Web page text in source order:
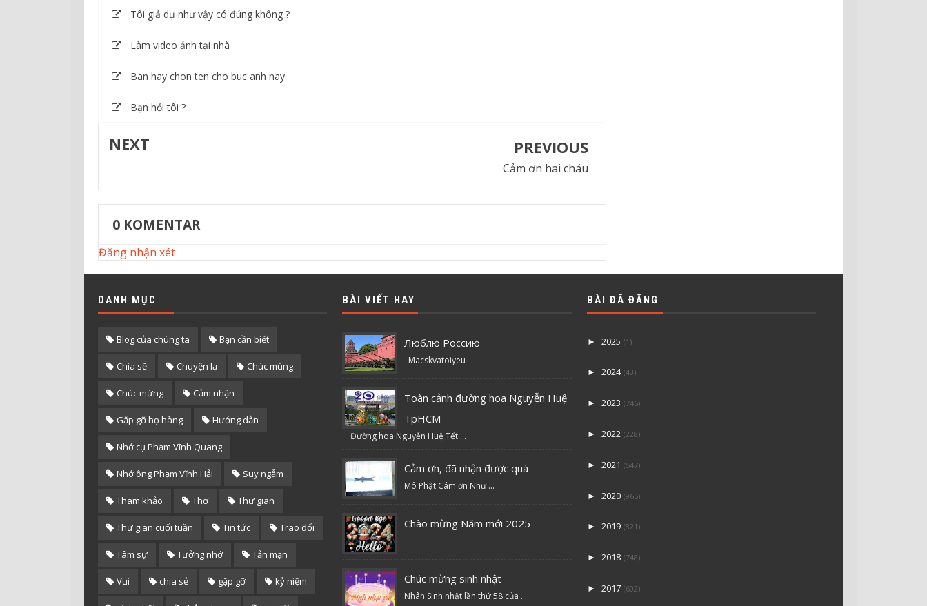
Tôi giả dụ như vậy có đúng không ?
Làm video ảnh tại nhà
Ban hay chon ten cho buc anh nay
Bạn hỏi tôi ?
NEXT PREVIOUS
Cảm ơn hai cháu
0 KOMENTAR
Đăng nhận xét
DANH MỤC
Blog của chúng ta Bạn cần biết
Chia sẽ Chuyện lạ Chúc mùng
Chúc mừng Cảm nhận
Gặp gỡ họ hàng Hướng dẫn
Nhớ cụ Phạm Vĩnh Quang
Nhớ ông Phạm Vĩnh Hải Suy ngẫm
Tham khảo Thơ Thư giãn
Thư giãn cuối tuần Tin tức Trao đổi
Tâm sự Tưởng nhớ Tản mạn
Vui chia sẻ gặp gỡ kỷ niệm
BÀI VIẾT HAY
Люблю Россию
Macskvatoiyeu
Toàn cảnh đường hoa Nguyễn Huệ
TpHCM
Đường hoa Nguyễn Huệ Tết ...
Cảm ơn, đã nhận được quà
Mô Phật Cám ơn Như ...
Chào mừng Năm mới 2025
Chúc mừng sinh nhật
Nhân Sinh nhật lần thứ 58 của ...
BÀI ĐÃ ĐĂNG
► 2025 (1)
► 2024 (43)
► 2023 (746)
► 2022 (228)
► 2021 (547)
► 2020 (965)
► 2019 (821)
► 2018 (748)
► 2017 (602)